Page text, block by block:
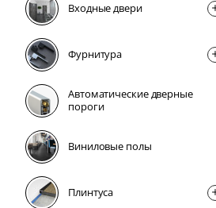
Входные двери
Фурнитура
Автоматические дверные
пороги
Виниловые полы
Плинтусa